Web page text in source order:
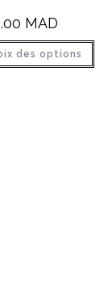
MAD
des options